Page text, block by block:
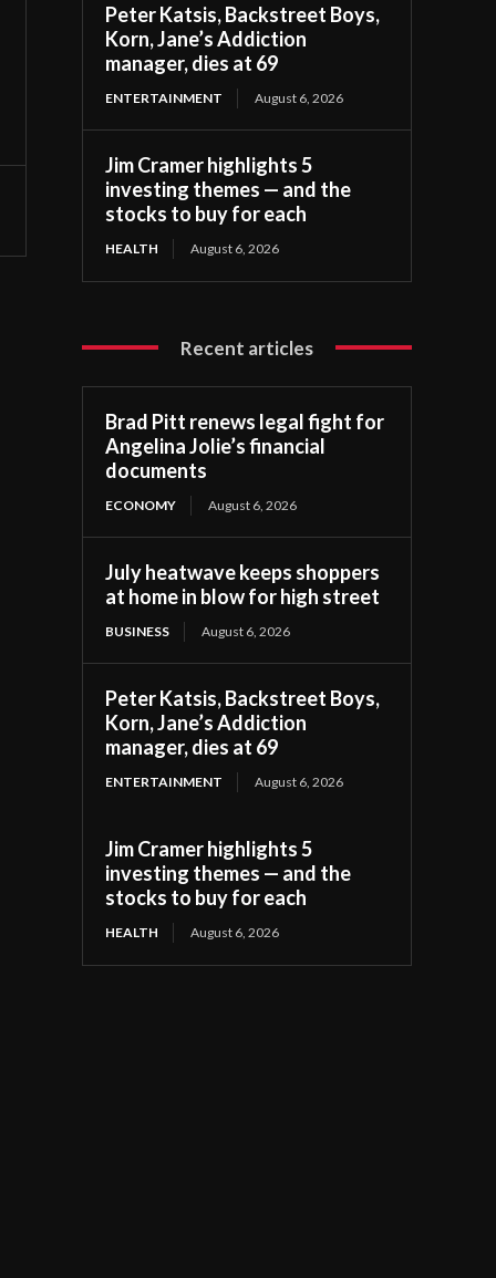
Peter Katsis, Backstreet Boys,
Korn, Jane’s Addiction
manager, dies at 69
ENTERTAINMENT August 6, 2026
Jim Cramer highlights 5
investing themes — and the
stocks to buy for each
HEALTH August 6, 2026
Recent articles
Brad Pitt renews legal fight for
Angelina Jolie’s financial
documents
ECONOMY August 6, 2026
July heatwave keeps shoppers
at home in blow for high street
BUSINESS August 6, 2026
Peter Katsis, Backstreet Boys,
Korn, Jane’s Addiction
manager, dies at 69
ENTERTAINMENT August 6, 2026
Jim Cramer highlights 5
investing themes — and the
stocks to buy for each
HEALTH August 6, 2026